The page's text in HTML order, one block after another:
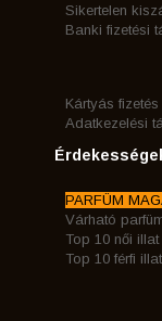
Sikertelen
Banki fizetési
Kártyás
Adatkezelési
PARFÜM
Várható
Top 10 női illat
Top 10 férfi illat